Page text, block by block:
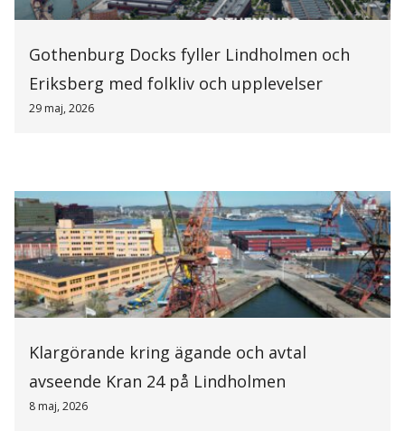
Gothenburg Docks fyller Lindholmen och
Eriksberg med folkliv och upplevelser
29 maj, 2026
Klargörande kring ägande och avtal
avseende Kran 24 på Lindholmen
8 maj, 2026